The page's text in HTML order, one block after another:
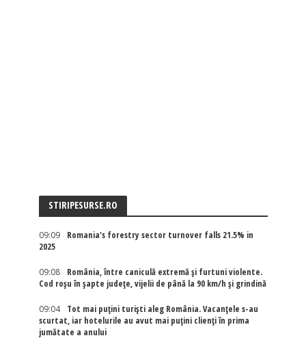
STIRIPESURSE.RO
09:09
Romania's forestry sector turnover falls 21.5% in
2025
09:08
România, între caniculă extremă și furtuni violente.
Cod roșu în șapte județe, vijelii de până la 90 km/h și grindină
09:04
Tot mai puțini turiști aleg România. Vacanțele s-au
scurtat, iar hotelurile au avut mai puțini clienți în prima
jumătate a anului